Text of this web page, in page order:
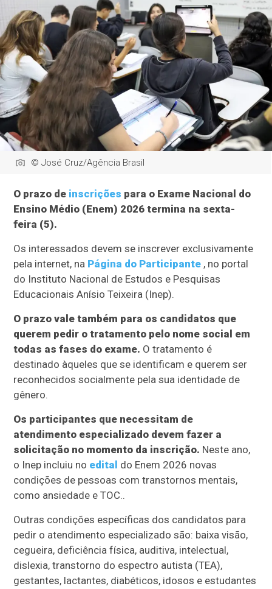
© José Cruz/Agência Brasil
O prazo de inscrições para o Exame Nacional do
Ensino Médio (Enem) 2026 termina na sexta-
feira (5).
Os interessados devem se inscrever exclusivamente
pela internet, na Página do Participante , no portal
do Instituto Nacional de Estudos e Pesquisas
Educacionais Anísio Teixeira (Inep).
O prazo vale também para os candidatos que
querem pedir o tratamento pelo nome social em
todas as fases do exame. O tratamento é
destinado àqueles que se identificam e querem ser
reconhecidos socialmente pela sua identidade de
gênero.
Os participantes que necessitam de
atendimento especializado devem fazer a
solicitação no momento da inscrição. Neste ano,
o Inep incluiu no edital do Enem 2026 novas
condições de pessoas com transtornos mentais,
como ansiedade e TOC..
Outras condições específicas dos candidatos para
pedir o atendimento especializado são: baixa visão,
cegueira, deficiência física, auditiva, intelectual,
dislexia, transtorno do espectro autista (TEA),
gestantes, lactantes, diabéticos, idosos e estudantes